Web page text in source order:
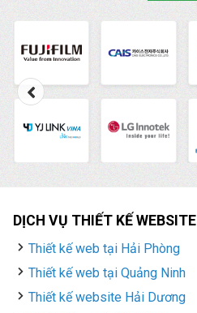
DỊCH VỤ THIẾT KẾ WEBSITE
Thiết kế web tại Hải Phòng
Thiết kế web tại Quảng Ninh
Thiết kế website Hải Dương